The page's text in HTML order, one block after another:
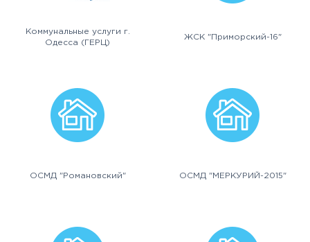
Коммунальные услуги г.
Одесса (ГЕРЦ)
ЖСК "Приморский-16"
ОСМД "Романовский" ОСМД "МЕРКУРИЙ-2015"